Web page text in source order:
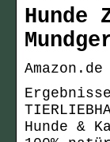
Hunde
Amazon.de
Hunde &